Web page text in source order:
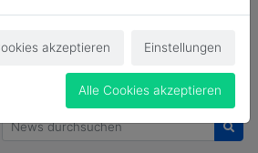
News durchsuchen
akzeptieren Einstellungen
Alle Cookies akzeptieren